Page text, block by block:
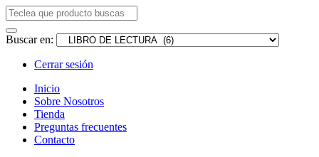
Buscar en:
Cerrar sesión
Inicio
Sobre Nosotros
Tienda
Preguntas frecuentes
Contacto